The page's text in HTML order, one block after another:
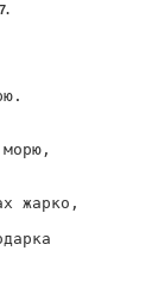
жарко,